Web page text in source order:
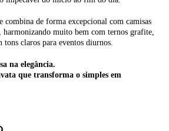
combina de forma excepcional com camisas
harmonizando muito bem com ternos grafite,
tons claros para eventos diurnos.
na elegância.
que transforma o simples em